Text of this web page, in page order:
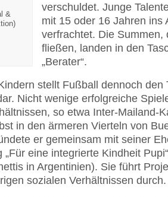
&
verschuldet. Junge
mit 15 oder 16 Jahren ins
verfrachtet. Die Summen,
fließen, landen in den
„Berater“.
stellt Fußball dennoch den
Nicht wenige erfolgreiche
so etwa Inter-Mailand-
in den ärmeren Vierteln von
er gemeinsam mit seiner
eine integrierte Kindheit
in Argentinien). Sie führt
sozialen Verhältnissen durch.